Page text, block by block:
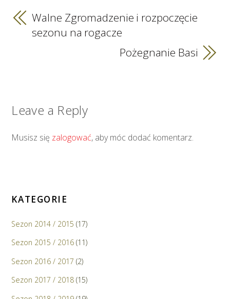
Walne Zgromadzenie i rozpoczęcie
sezonu na rogacze
Pożegnanie Basi
Leave a Reply
Musisz się zalogować, aby móc dodać komentarz.
KATEGORIE
Sezon 2014 / 2015 (17)
Sezon 2015 / 2016 (11)
Sezon 2016 / 2017 (2)
Sezon 2017 / 2018 (15)